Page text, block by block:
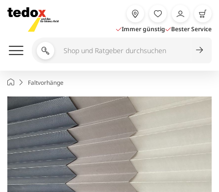
Inhalt
springen
Immer günstig Bester Service
Shop
durchsuchen
StartseiteFaltvorhänge